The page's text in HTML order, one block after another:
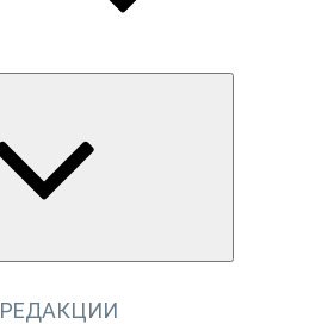
РЕДАКЦИИ